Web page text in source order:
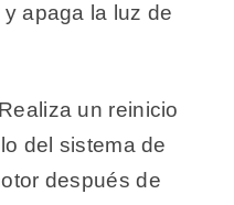
apaga la luz de
un reinicio
del sistema de
después de